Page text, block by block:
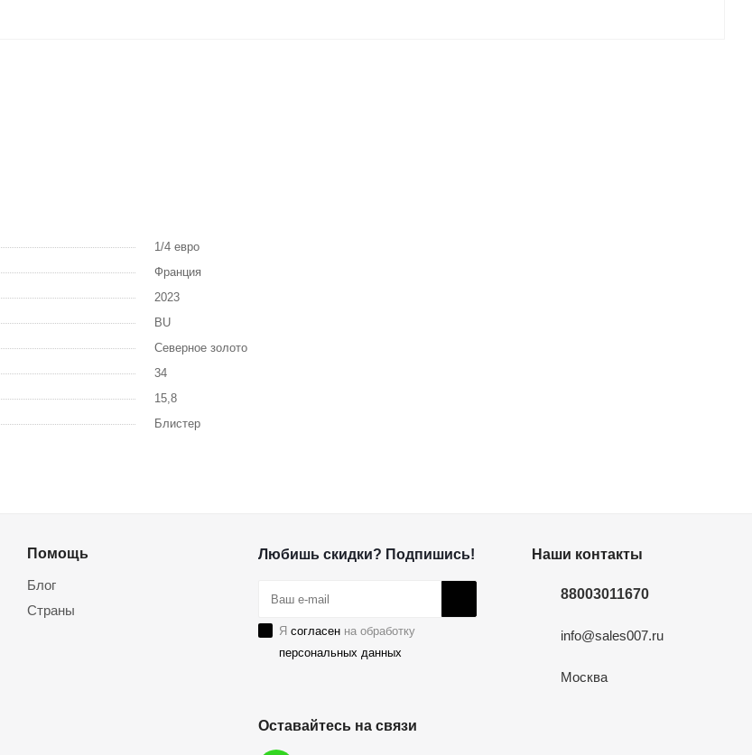
1/4 евро
Франция
2023
BU
Северное золото
34
15,8
Блистер
Помощь
Блог
Страны
Любишь скидки? Подпишись!
Я согласенна обработку
персональных данных
Оставайтесь на связи
Наши контакты
88003011670
info@sales007.ru
Москва